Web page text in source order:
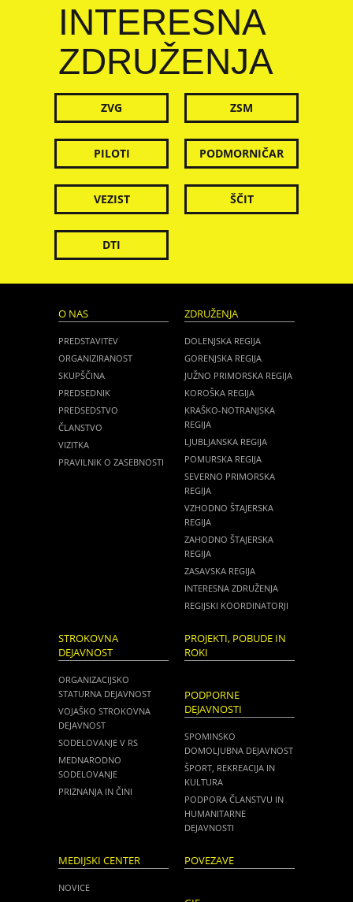
INTERESNA
ZDRUŽENJA
ZVG ZSM
PILOTI PODMORNIČAR
VEZIST ŠČIT
DTI
O NAS
PREDSTAVITEV
ORGANIZIRANOST
SKUPŠČINA
PREDSEDNIK
PREDSEDSTVO
ČLANSTVO
VIZITKA
PRAVILNIK O ZASEBNOSTI
ZDRUŽENJA
DOLENJSKA REGIJA
GORENJSKA REGIJA
JUŽNO PRIMORSKA REGIJA
KOROŠKA REGIJA
KRAŠKO-NOTRANJSKA
REGIJA
LJUBLJANSKA REGIJA
POMURSKA REGIJA
SEVERNO PRIMORSKA
REGIJA
VZHODNO ŠTAJERSKA
REGIJA
ZAHODNO ŠTAJERSKA
REGIJA
ZASAVSKA REGIJA
INTERESNA ZDRUŽENJA
REGIJSKI KOORDINATORJI
STROKOVNA
DEJAVNOST
ORGANIZACIJSKO
STATURNA DEJAVNOST
VOJAŠKO STROKOVNA
DEJAVNOST
SODELOVANJE V RS
MEDNARODNO
SODELOVANJE
PRIZNANJA IN ČINI
PROJEKTI, POBUDE IN
ROKI
PODPORNE
DEJAVNOSTI
SPOMINSKO
DOMOLJUBNA DEJAVNOST
ŠPORT, REKREACIJA IN
KULTURA
PODPORA ČLANSTVU IN
HUMANITARNE
DEJAVNOSTI
MEDIJSKI CENTER
NOVICE
POVEZAVE